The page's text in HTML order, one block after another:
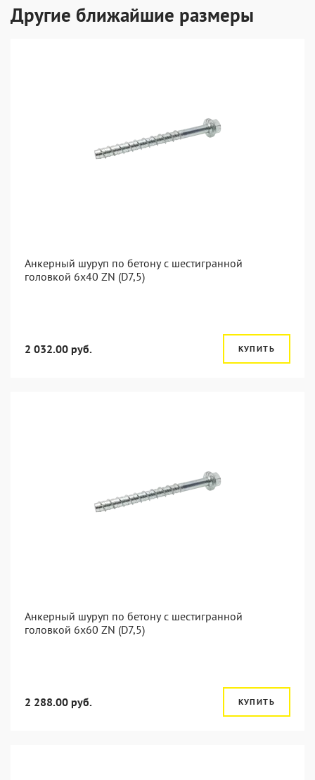
Другие ближайшие размеры
Анкерный шуруп по бетону с шестигранной
головкой 6x40 ZN (D7,5)
2 032.00 руб. КУПИТЬ
Анкерный шуруп по бетону с шестигранной
головкой 6x60 ZN (D7,5)
2 288.00 руб. КУПИТЬ